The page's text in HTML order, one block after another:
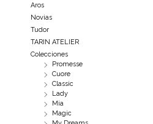
Aros
Novias
Tudor
TARIN ATELIER
Colecciones
Promesse
Cuore
Classic
Lady
Mia
Magic